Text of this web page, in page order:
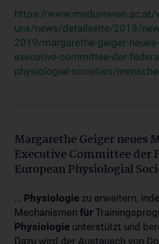
https://www.meduniwien.ac.at/
uns/news/detailseite/2019/
2019/margarethe-geiger-
executive-committee-der-
physiologial-societies/
Margarethe Geiger neues
Executive Committee der
European Physiologial
... Physiologie zu erweitern,
Mechanismen für
Physiologie unterstützt und
Dazu wird der Austausch von